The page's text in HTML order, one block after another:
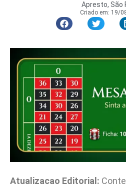
Apresto, São
Criado em: 19/
Atualizacao Editorial: